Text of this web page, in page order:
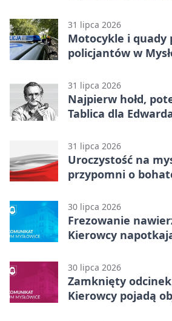
31 lipca 2026
Motocykle i quady
policjantów w
31 lipca 2026
Najpierw hołd,
Tablica dla
31 lipca 2026
Uroczystość na
przypomni o
30 lipca 2026
Frezowanie
Kierowcy
30 lipca 2026
Zamknięty
Kierowcy pojadą